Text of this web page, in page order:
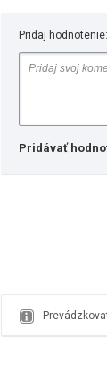
Pridaj hodnotenie:
Pridávať